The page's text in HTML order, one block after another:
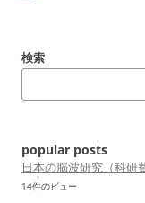
ー
検索
popular posts
日本の脳波研究（科研
14件のビュー